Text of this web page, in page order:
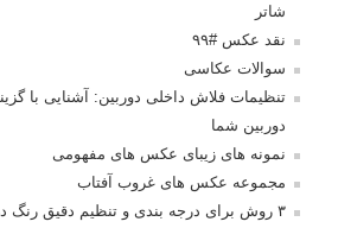
شاتر
نقد عکس #۹۹
سوالات عکاسی
تنظیمات فلاش داخلی دوربین: آشنایی با
دوربین شما
نمونه های زیبای عکس های مفهومی
مجموعه عکس های غروب آفتاب
۳ روش برای درجه بندی و تنظیم دقیق رنگ در فتوشاپ